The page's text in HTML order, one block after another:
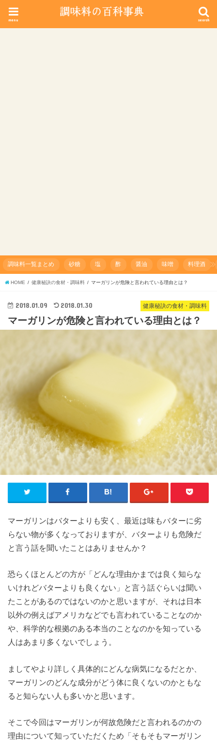
search
menu
調味料一覧まとめ 砂糖 塩 酢 醤油 味噌 料理酒
HOME 健康秘訣の食材・調味料 マーガリンが危険と言われている理由とは？
健康秘訣の食材・調味料
2018.01.09 2018.01.30
マーガリンが危険と言われている理由とは？
マーガリンはバターよりも安く、最近は味もバターに劣
らない物が多くなっておりますが、バターよりも危険だ
と言う話を聞いたことはありませんか？
恐らくほとんどの方が「どんな理由かまでは良く知らな
いけれどバターよりも良くない」と言う話ぐらいは聞い
たことがあるのではないのかと思いますが、それは日本
以外の例えばアメリカなどでも言われていることなのか
や、科学的な根拠のある本当のことなのかを知っている
人はあまり多くないでしょう。
ましてやより詳しく具体的にどんな病気になるだとか、
マーガリンのどんな成分がどう体に良くないのかともな
ると知らない人も多いかと思います。
そこで今回はマーガリンが何故危険だと言われるのかの
理由について知っていただくため「そもそもマーガリン